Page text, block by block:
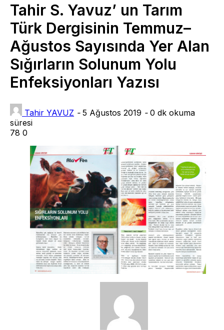
Tahir S. Yavuz’ un Tarım
Türk Dergisinin Temmuz–
Ağustos Sayısında Yer Alan
Sığırların Solunum Yolu
Enfeksiyonları Yazısı
Tahir YAVUZ - 5 Ağustos 2019 -0 dk okuma
süresi
78 0